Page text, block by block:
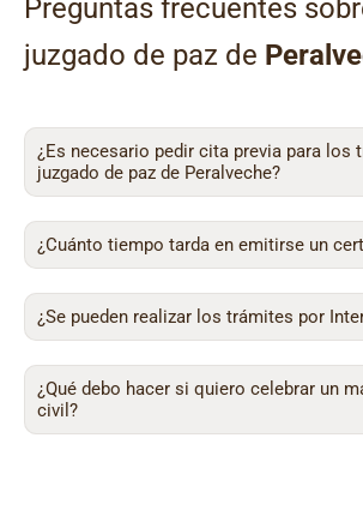
Preguntas frecuentes
juzgado de paz de
¿Es necesario pedir cita previa para los
juzgado de paz de Peralveche?
¿Cuánto tiempo tarda en emitirse un
¿Se pueden realizar los trámites por
¿Qué debo hacer si quiero celebrar un
civil?